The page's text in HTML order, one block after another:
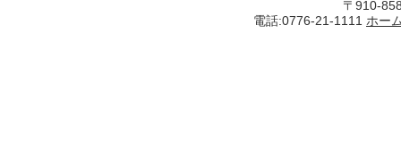
〒910-
電話:0776-21-1111 ホー